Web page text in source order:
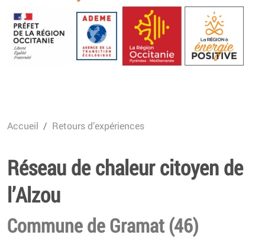
TOTEn Occitanie | Territoires
d’Occitanie pour la Transition
Energétique
Accueil Retours d’expériences
Réseau de chaleur citoyen de
l’Alzou
Commune de Gramat (46)